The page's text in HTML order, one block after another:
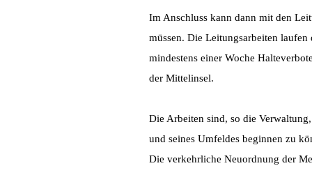
Im Anschluss kann dann mit den
müssen. Die Leitungsarbeiten
mindestens einer Woche
der Mittelinsel.
Die Arbeiten sind, so die
und seines Umfeldes beginnen zu
Die verkehrliche Neuordnung der